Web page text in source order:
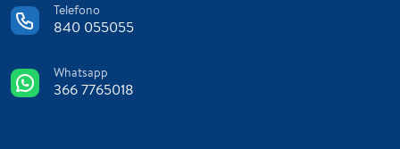
Telefono
840 055055
Whatsapp
366 7765018